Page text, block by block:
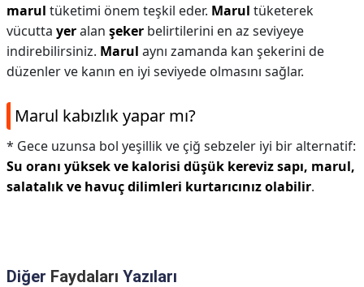
marul tüketimi önem teşkil eder. Marul tüketerek
vücutta yeralan şeker belirtilerini en az seviyeye
indirebilirsiniz. Marul aynı zamanda kan şekerini de
düzenler ve kanın en iyi seviyede olmasını sağlar.
Marul kabızlık yapar mı?
* Gece uzunsa bol yeşillik ve çiğ sebzeler iyi bir alternatif:
Su oranı yüksek ve kalorisi düşük kereviz sapı, marul,
salatalık ve havuç dilimleri kurtarıcınız olabilir.
Diğer Faydaları Yazıları